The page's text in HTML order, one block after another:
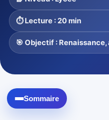
⏱️ Lecture : 20 min
🎯 Objectif :
Sommaire